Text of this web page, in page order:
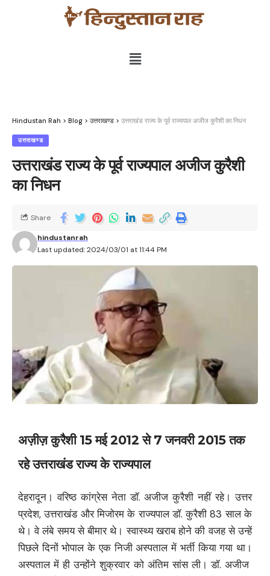
Hindustan Rah > Blog > उत्तराखण्ड > उत्तराखंड राज्य के पूर्व राज्यपाल अजीज कुरैशी का निधन
उत्तराखण्ड
उत्तराखंड राज्य के पूर्व राज्यपाल अजीज कुरैशी
का निधन
Last updated: 2024/03/01 at 11:44 PM
hindustanrah
Share
अज़ीज़ कुरैशी 15 मई 2012 से 7 जनवरी 2015 तक
रहे उत्तराखंड राज्य के राज्यपाल
देहरादून। वरिष्ठ कांग्रेस नेता डॉ. अजीज कुरैशी नहीं रहे। उत्तर
प्रदेश, उत्तराखंड और मिजोरम के राज्यपाल डॉ. कुरैशी 83 साल के
थे। वे लंबे समय से बीमार थे। स्वास्थ्य खराब होने की वजह से उन्हें
पिछले दिनों भोपाल के एक निजी अस्पताल में भर्ती किया गया था।
अस्पताल में ही उन्होंने शुक्रवार को अंतिम सांस ली। डॉ. अजीज